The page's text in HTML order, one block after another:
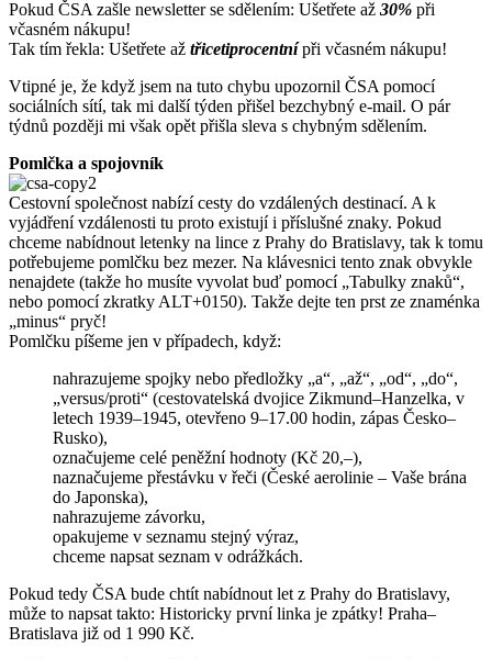
Pokud ČSA zašle newsletter se sdělením: Ušetřete až 30% při
včasném nákupu!
Tak tím řekla: Ušetřete až třicetiprocentnípři včasném nákupu!
Vtipné je, že když jsem na tuto chybu upozornil ČSA pomocí
sociálních sítí, tak mi další týden přišel bezchybný e-mail. O pár
týdnů později mi však opět přišla sleva s chybným sdělením.
Pomlčka a spojovník
Cestovní společnost nabízí cesty do vzdálených destinací. A k
vyjádření vzdálenosti tu proto existují i příslušné znaky. Pokud
chceme nabídnout letenky na lince z Prahy do Bratislavy, tak k tomu
potřebujeme pomlčku bez mezer. Na klávesnici tento znak obvykle
nenajdete (takže ho musíte vyvolat buď pomocí „Tabulky znaků“,
nebo pomocí zkratky ALT+0150). Takže dejte ten prst ze znaménka
„minus“ pryč!
Pomlčku píšeme jen v případech, když:
nahrazujeme spojky nebo předložky „a“, „až“, „od“, „do“,
„versus/proti“ (cestovatelská dvojice Zikmund–Hanzelka, v
letech 1939–1945, otevřeno 9–17.00 hodin, zápas Česko–
Rusko),
označujeme celé peněžní hodnoty (Kč 20,–),
naznačujeme přestávku v řeči (České aerolinie – Vaše brána
do Japonska),
nahrazujeme závorku,
opakujeme v seznamu stejný výraz,
chceme napsat seznam v odrážkách.
Pokud tedy ČSA bude chtít nabídnout let z Prahy do Bratislavy,
může to napsat takto: Historicky první linka je zpátky! Praha–
Bratislava již od 1 990 Kč.